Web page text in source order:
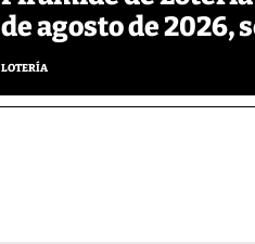
de agosto de 2026,
LOTERÍA